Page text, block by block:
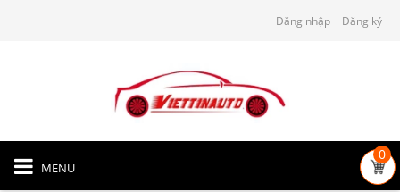
Đăng nhập Đăng ký
MENU
0